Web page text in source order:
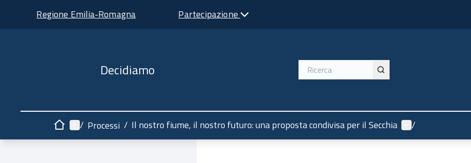
Regione Emilia-Romagna Partecipazione
Decidiamo
HomeMenù principale
/ Processi / Il nostro fiume, il nostro futuro: una proposta condivisa per il Secchia Menù utente
/